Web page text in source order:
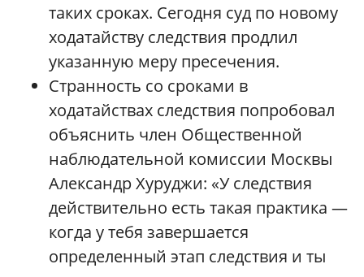
таких сроках. Сегодня суд по новому
ходатайству следствия продлил
указанную меру пресечения.
Странность со сроками в
ходатайствах следствия попробовал
объяснить член Общественной
наблюдательной комиссии Москвы
Александр Хуруджи: «У следствия
действительно есть такая практика —
когда у тебя завершается
определенный этап следствия и ты